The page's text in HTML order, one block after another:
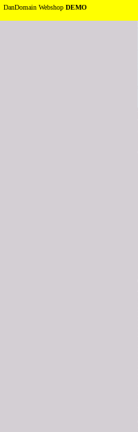
Tilbage til toppen
DanDomain Webshop DEMO